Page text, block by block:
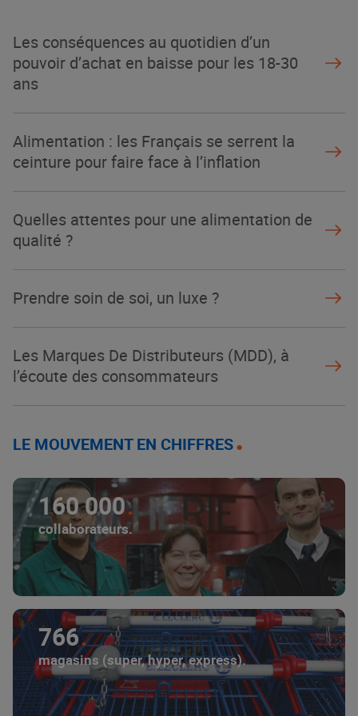
Les conséquences au quotidien d’un
pouvoir d’achat en baisse pour les 18-30
ans
Alimentation : les Français se serrent la
ceinture pour faire face à l’inflation
Quelles attentes pour une alimentation de
qualité ?
Prendre soin de soi, un luxe ?
Les Marques De Distributeurs (MDD), à
l’écoute des consommateurs
LE MOUVEMENT EN CHIFFRES
160 000
collaborateurs.
766
magasins (super, hyper, express).